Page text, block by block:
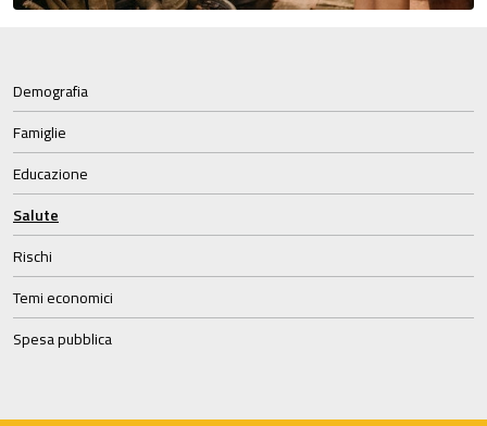
Demografia
Famiglie
Educazione
Salute
Rischi
Temi economici
Spesa pubblica